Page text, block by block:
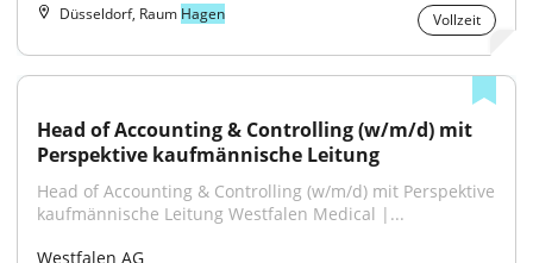
Düsseldorf, Raum Hagen Vollzeit
Head of Accounting & Controlling (w/m/d) mit
Perspektive kaufmännische Leitung
Head of Accounting & Controlling (w/m/d) mit Perspektive
kaufmännische Leitung Westfalen Medical |...
Westfalen AG